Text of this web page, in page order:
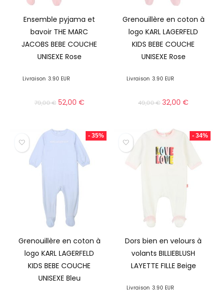
Ensemble pyjama et
bavoir THE MARC
JACOBS BEBE COUCHE
UNISEXE Rose
Livraison 3.90 EUR
79,00€ 52,00 €
Grenouillère en coton à
logo KARL LAGERFELD
KIDS BEBE COUCHE
UNISEXE Rose
Livraison 3.90 EUR
49,00€ 32,00€
- 35%
Grenouillère en coton à
logo KARL LAGERFELD
KIDS BEBE COUCHE
UNISEXE Bleu
- 34%
Dors bien en velours à
volants BILLIEBLUSH
LAYETTE FILLE Beige
Livraison 3.90 EUR